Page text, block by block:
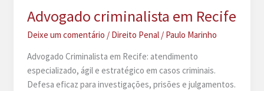
Advogado criminalista em Recife
Deixe um comentário / Direito Penal/ Paulo Marinho
Advogado Criminalista em Recife: atendimento
especializado, ágil e estratégico em casos criminais.
Defesa eficaz para investigações, prisões e julgamentos.